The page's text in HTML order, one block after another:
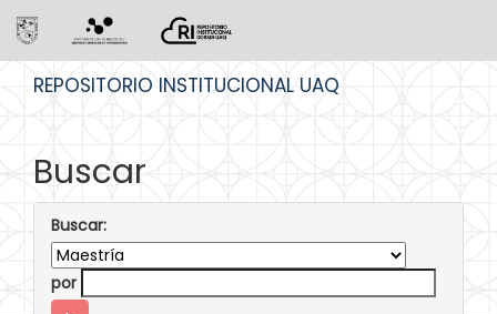
REPOSITORIO INSTITUCIONAL UAQ
Buscar
Buscar:
por